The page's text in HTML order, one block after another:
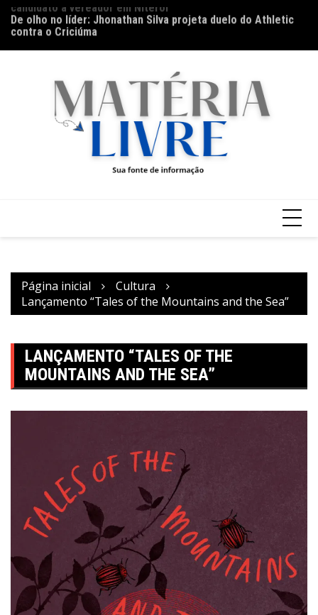
para
conteúdo
De olho no líder: Jhonathan Silva projeta duelo do Athletic
contra o Criciúma
Página inicial
Cultura
Lançamento “Tales of the Mountains and the Sea”
LANÇAMENTO “TALES OF THE
MOUNTAINS AND THE SEA”